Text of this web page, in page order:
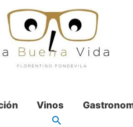
Vinos